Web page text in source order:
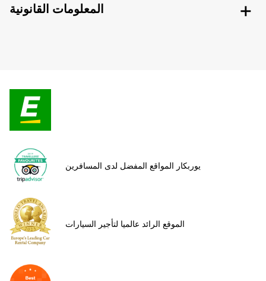
المعلومات القانونية
يوربكار المواقع المفضل لدى المسافرين
الموقع الرائد عالميا لتأجير السيارات